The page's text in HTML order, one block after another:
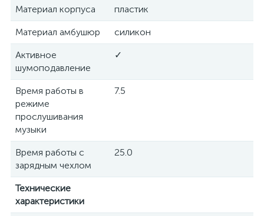
Материал корпуса пластик
Материал амбушюр силикон
Активное
шумоподавление
✓
Время работы в
режиме
прослушивания
музыки
7.5
Время работы с
зарядным чехлом
25.0
Технические
характеристики